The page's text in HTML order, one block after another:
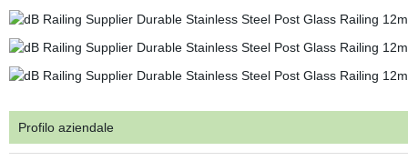
Profilo aziendale